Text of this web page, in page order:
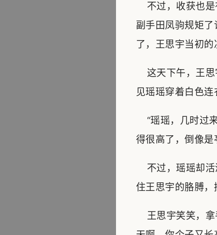
不过，收获也是
副手田凤驹规矩
了，王思宇当初的
这天下午，王思
见瑶瑶穿着白色
“瑶瑶，几时过
得很高了，倒像是
不过，瑶瑶却活
住王思宇的胳膊，
王思宇笑笑，拿